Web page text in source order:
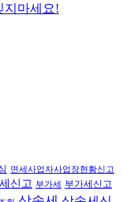
지마세요!
면세사업자사업장현황신고
신고 부가세
부가세신고